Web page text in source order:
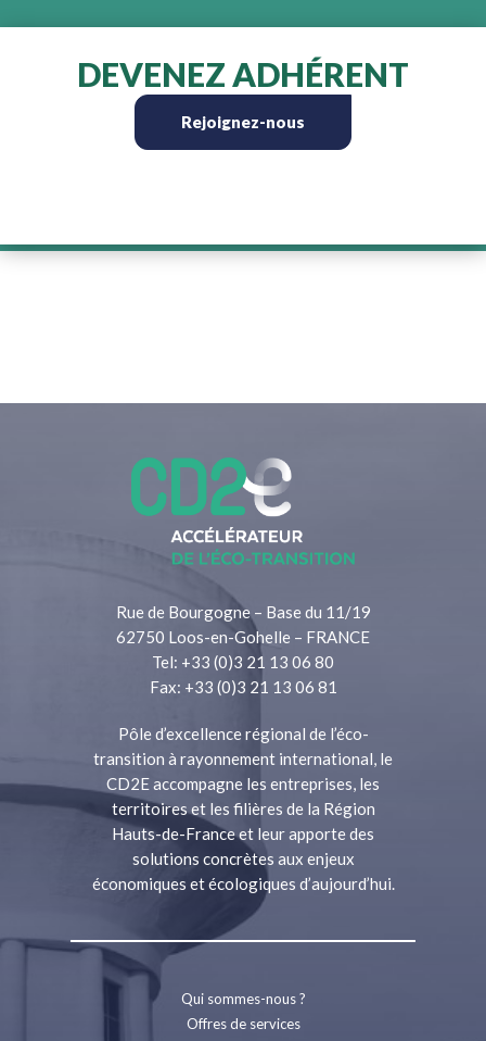
DEVENEZ ADHÉRENT
Rejoignez-nous
Rue de Bourgogne – Base du 11/19
62750 Loos-en-Gohelle – FRANCE
Tel: +33 (0)3 21 13 06 80
Fax: +33 (0)3 21 13 06 81
Pôle d’excellence régional de l’éco-
transition à rayonnement international, le
CD2E accompagne les entreprises, les
territoires et les filières de la Région
Hauts-de-France et leur apporte des
solutions concrètes aux enjeux
économiques et écologiques d’aujourd’hui.
Qui sommes-nous ?
Offres de services